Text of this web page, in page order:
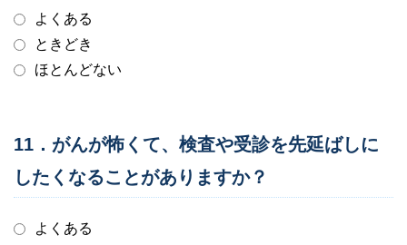
よくある
ときどき
ほとんどない
11．がんが怖くて、検査や受診を先延ばしに
したくなることがありますか？
よくある